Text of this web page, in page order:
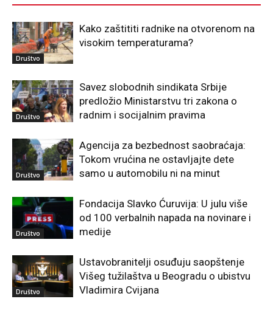
Društvo
Kako zaštititi radnike na otvorenom na
visokim temperaturama?
Društvo
Savez slobodnih sindikata Srbije
predložio Ministarstvu tri zakona o
radnim i socijalnim pravima
Društvo
Agencija za bezbednost saobraćaja:
Tokom vrućina ne ostavljajte dete
samo u automobilu ni na minut
Društvo
Fondacija Slavko Ćuruvija: U julu više
od 100 verbalnih napada na novinare i
medije
Društvo
Ustavobranitelji osuđuju saopštenje
Višeg tužilaštva u Beogradu o ubistvu
Vladimira Cvijana